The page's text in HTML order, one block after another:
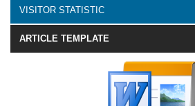
VISITOR STATISTIC
ARTICLE TEMPLATE